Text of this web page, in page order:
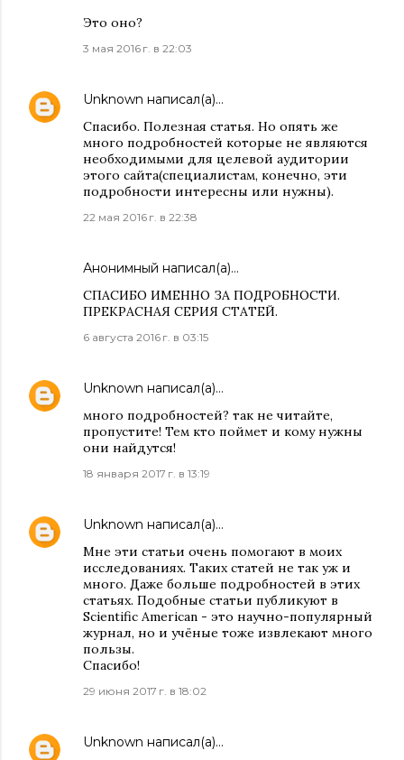
Это оно?
3 мая 2016 г. в 22:03
Unknown написал(а)…
Спасибо. Полезная статья. Но опять же
много подробностей которые не являются
необходимыми для целевой аудитории
этого сайта(специалистам, конечно, эти
подробности интересны или нужны).
22 мая 2016 г. в 22:38
Анонимный написал(а)…
СПАСИБО ИМЕННО ЗА ПОДРОБНОСТИ.
ПРЕКРАСНАЯ СЕРИЯ СТАТЕЙ.
6 августа 2016 г. в 03:15
Unknown написал(а)…
много подробностей? так не читайте,
пропустите! Тем кто поймет и кому нужны
они найдутся!
18 января 2017 г. в 13:19
Unknown написал(а)…
Мне эти статьи очень помогают в моих
исследованиях. Таких статей не так уж и
много. Даже больше подробностей в этих
статьях. Подобные статьи публикуют в
Scientific American - это научно-популярный
журнал, но и учёные тоже извлекают много
пользы.
Спасибо!
29 июня 2017 г. в 18:02
Unknown написал(а)…